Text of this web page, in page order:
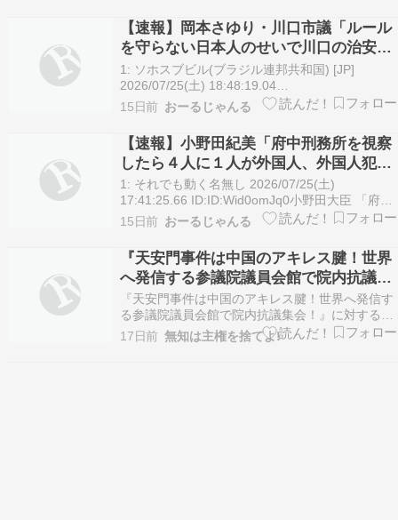
市早苗首相の台湾有事を巡る発言に反発を強めて
おり、「ゼロパンダ」解…
【速報】岡本さゆり・川口市議「ルール
を守らない日本人のせいで川口の治安悪
くなってすみません」
1: ソホスブビル(ブラジル連邦共和国) [JP]
2026/07/25(土) 18:48:19.04
ID:ID:yUfHnLaJ0●???? 今読まれている注目ニュ
ース【立憲民主党】 打越さくら参議院議員「立憲
が政権につけば、『国内人権機関』を設置しま
す。頑張らねば」※なお立…
15日前 おーるじゃんる
【速報】小野田紀美「府中刑務所を視察
したら４人に１人が外国人、外国人犯罪
の厳格な対応の必要性を再認識した」
1: それでも動く名無し 2026/07/25(土)
17:41:25.66 ID:ID:Wid0omJq0小野田大臣 「府中
刑務所を見学し、受刑者の約4人に1人が外国人と
いう状況の中で、言語や文化風習の違いから受刑
者の特性を踏まえた処遇の難しさなど貴重な現場
の声をお伺いし、外国…
15日前 おーるじゃんる
『天安門事件は中国のアキレス腱！世界
へ発信する参議院議員会館で院内抗議集
会！』に対する意見
『天安門事件は中国のアキレス腱！世界へ発信す
る参議院議員会館で院内抗議集会！』に対する意
見https://ameblo.jp/ishinsya/entry-
12968149870.html＞中国政府は広場に集まった
17日前 無知は主権を捨てよ!